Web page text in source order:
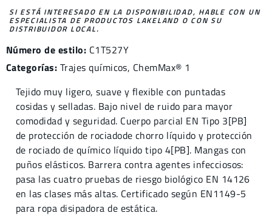
SI ESTÁ INTERESADO EN LA DISPONIBILIDAD, HABLE CON UN
ESPECIALISTA DE PRODUCTOS LAKELAND O CON SU
DISTRIBUIDOR LOCAL.
Número de estilo: C1T527Y
Categorías: Trajes químicos, ChemMax® 1
Tejido muy ligero, suave y flexible con puntadas
cosidas y selladas. Bajo nivel de ruido para mayor
comodidad y seguridad. Cuerpo parcial EN Tipo 3[PB]
de protección de rociadode chorro líquido y protección
de rociado de químico líquido tipo 4[PB]. Mangas con
puños elásticos. Barrera contra agentes infecciosos:
pasa las cuatro pruebas de riesgo biológico EN 14126
en las clases más altas. Certificado según EN1149-5
para ropa disipadora de estática.